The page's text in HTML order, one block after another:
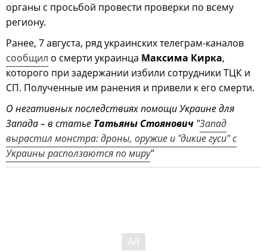
органы с просьбой провести проверки по всему
региону.
Ранее, 7 августа, ряд украинских телеграм-каналов
сообщил о смерти украинца Максима Кирка,
которого при задержании избили сотрудники ТЦК и
СП. Полученные им ранения и привели к его смерти.
О негативных последствиях помощи Украине для
Запада – в статье Татьяны Стоянович "Запад
вырастил монстра: дроны, оружие и "дикие гуси" с
Украины расползаются по миру"